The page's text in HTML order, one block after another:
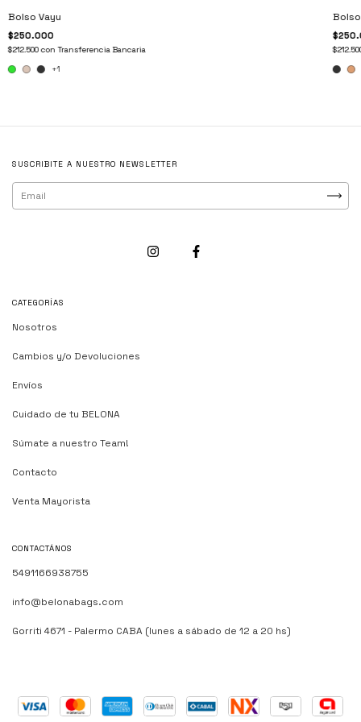
Bolso Vayu
$250.000
$212.500con Transferencia Bancaria
+1
SUSCRIBITE A NUESTRO NEWSLETTER
CATEGORÍAS
Nosotros
Cambios y/o Devoluciones
Envíos
Cuidado de tu BELONA
Súmate a nuestro Team!
Contacto
Venta Mayorista
CONTACTÁNOS
5491166938755
info@belonabags.com
Gorriti 4671 - Palermo CABA (lunes a sábado de 12 a 20 hs)